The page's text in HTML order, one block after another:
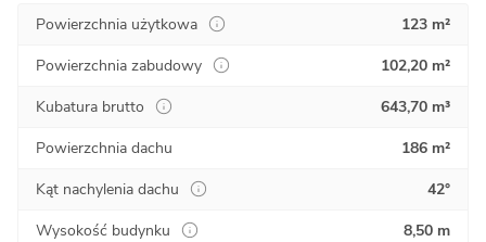
Powierzchnia użytkowa
123 m²
Powierzchnia zabudowy
102,20 m²
Kubatura brutto
643,70 m³
Powierzchnia dachu
186 m²
Kąt nachylenia dachu
42°
Wysokość budynku
8,50 m